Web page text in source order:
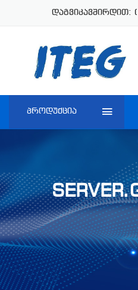
დაგვიკავშირდით:
ᲞᲠᲝᲓᲣᲥᲪᲘᲐ
ᲔᲤᲔᲥᲢᲣᲠᲘ